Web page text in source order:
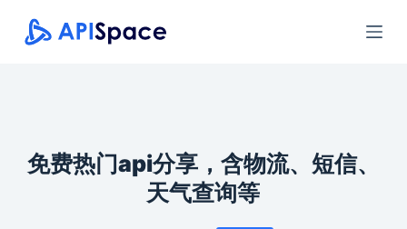
跳
过
免费热门api分享，含物流、短信、
天气查询等